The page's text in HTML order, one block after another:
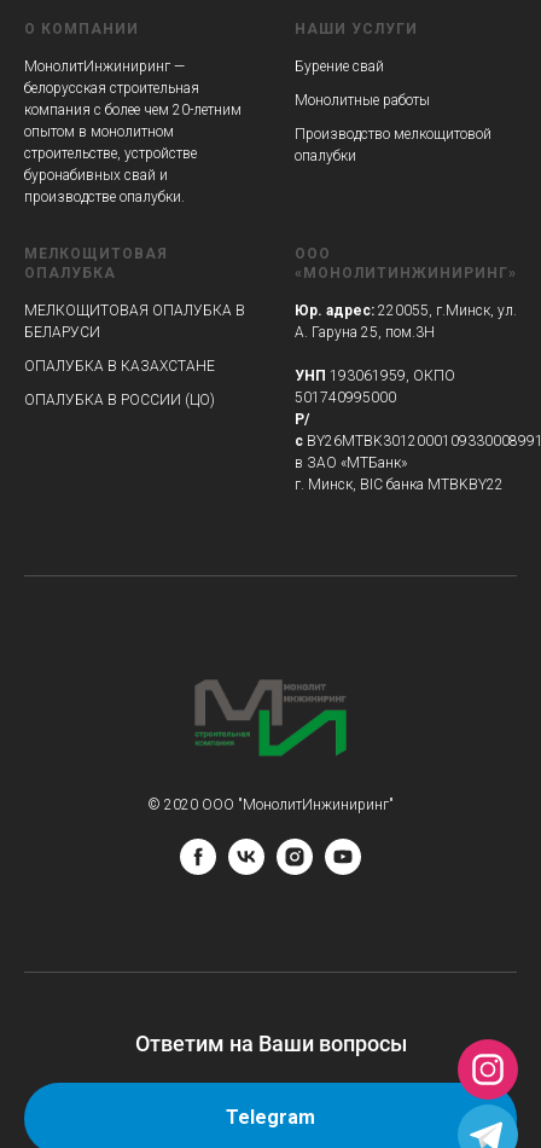
О КОМПАНИИ
МонолитИнжиниринг —
белорусская строительная
компания с более чем 20-летним
опытом в монолитном
строительстве, устройстве
буронабивных свай и
производстве опалубки.
НАШИ УСЛУГИ
Бурение свай
Монолитные работы
Производство мелкощитовой
опалубки
МЕЛКОЩИТОВАЯ
ОПАЛУБКА
МЕЛКОЩИТОВАЯ ОПАЛУБКА В
БЕЛАРУСИ
ОПАЛУБКА В КАЗАХСТАНЕ
ОПАЛУБКА В РОССИИ (ЦО)
ООО
«МОНОЛИТИНЖИНИРИНГ»
Юр. адрес: 220055, г.Минск, ул.
А. Гаруна 25, пом.3Н
УНП 193061959, ОКПО
501740995000
Р/
с
в ЗАО «МТБанк»
г. Минск, BIC банка MTBKBY22
© 2020 ООО "МонолитИнжиниринг"
Ответим на Ваши вопросы
Telegram